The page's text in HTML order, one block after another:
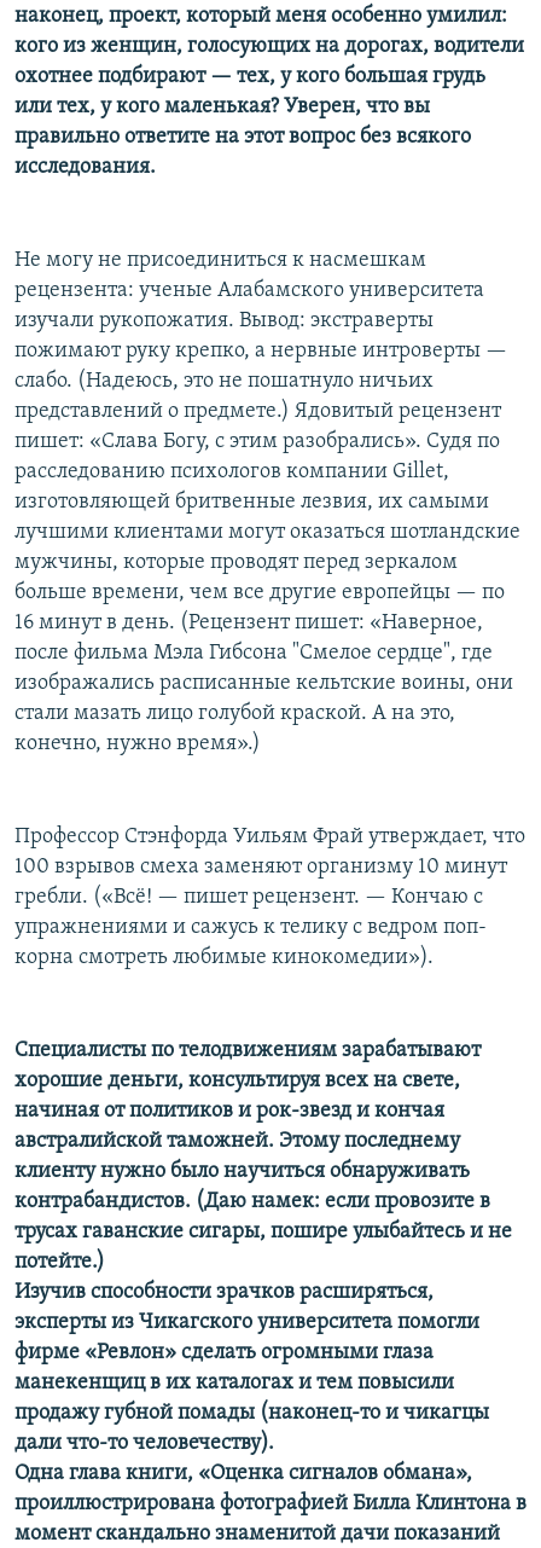
наконец, проект, который меня особенно умилил:
кого из женщин, голосующих на дорогах, водители
охотнее подбирают — тех, у кого большая грудь
или тех, у кого маленькая? Уверен, что вы
правильно ответите на этот вопрос без всякого
исследования.
Не могу не присоединиться к насмешкам
рецензента: ученые Алабамского университета
изучали рукопожатия. Вывод: экстраверты
пожимают руку крепко, а нервные интроверты —
слабо. (Надеюсь, это не пошатнуло ничьих
представлений о предмете.) Ядовитый рецензент
пишет: «Слава Богу, с этим разобрались». Судя по
расследованию психологов компании Gillet,
изготовляющей бритвенные лезвия, их самыми
лучшими клиентами могут оказаться шотландские
мужчины, которые проводят перед зеркалом
больше времени, чем все другие европейцы — по
16 минут в день. (Рецензент пишет: «Наверное,
после фильма Мэла Гибсона "Смелое сердце", где
изображались расписанные кельтские воины, они
стали мазать лицо голубой краской. А на это,
конечно, нужно время».)
Профессор Стэнфорда Уильям Фрай утверждает, что
100 взрывов смеха заменяют организму 10 минут
гребли. («Всё! — пишет рецензент. — Кончаю с
упражнениями и сажусь к телику с ведром поп-
корна смотреть любимые кинокомедии»).
Специалисты по телодвижениям зарабатывают
хорошие деньги, консультируя всех на свете,
начиная от политиков и рок-звезд и кончая
австралийской таможней. Этому последнему
клиенту нужно было научиться обнаруживать
контрабандистов. (Даю намек: если провозите в
трусах гаванские сигары, пошире улыбайтесь и не
потейте.)
Изучив способности зрачков расширяться,
эксперты из Чикагского университета помогли
фирме «Ревлон» сделать огромными глаза
манекенщиц в их каталогах и тем повысили
продажу губной помады (наконец-то и чикагцы
дали что-то человечеству).
Одна глава книги, «Оценка сигналов обмана»,
проиллюстрирована фотографией Билла Клинтона в
момент скандально знаменитой дачи показаний